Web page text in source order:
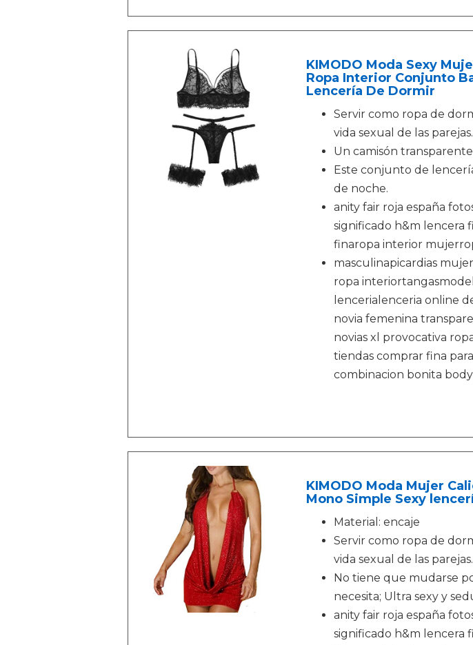
KIMODO Moda Sexy
Ropa Interior Conjunto
Lencería De Dormir
Servir como ropa de
vida sexual de las parejas.
Un camisón
Este conjunto de
de noche.
anity fair roja españa
significado h&m lencera
finaropa interior
masculinapicardias
ropa
lencerialenceria online
novia femenina
novias xl provocativa
tiendas comprar fina
combinacion bonita body
KIMODO Moda Mujer
Mono Simple Sexy
Material: encaje
Servir como ropa de
vida sexual de las parejas.
No tiene que mudarse
necesita; Ultra sexy y
anity fair roja españa
significado h&m lencera